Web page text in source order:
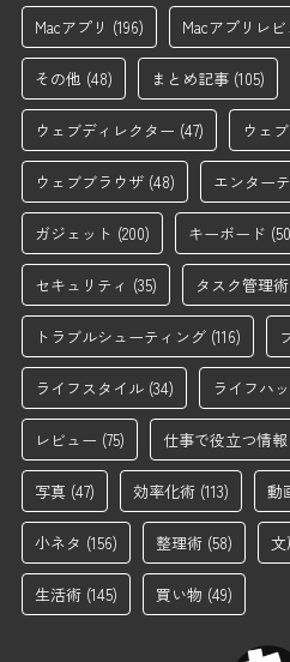
Macアプリ (196) Macアプリレ
その他 (48) まとめ記事 (105)
ウェブディレクター (47) ウェ
ウェブブラウザ (48) エンター
ガジェット (200) キーボード
セキュリティ (35) タスク管理術
トラブルシューティング (116)
ライフスタイル (34) ライフハ
レビュー (75) 仕事で役立つ情報
写真 (47) 効率化術 (113) 動
小ネタ (156) 整理術 (58)
生活術 (145) 買い物 (49)